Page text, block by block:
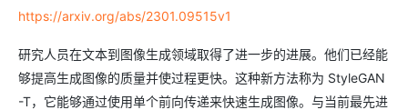
https://arxiv.org/abs/2301.09515v1
研究人员在文本到图像生成领域取得了进一步的进展。他们已经能
够提高生成图像的质量并使过程更快。这种新方法称为 StyleGAN
-T，它能够通过使用单个前向传递来快速生成图像。与当前最先进